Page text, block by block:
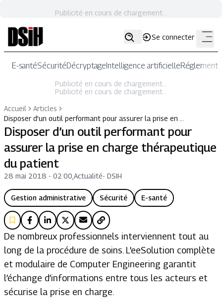
Publicité en cours de chargement...
Se connecter
E-santéSécuritéDécryptageIntelligence artificielle
Publicité en cours de chargement...
Publicité en cours de chargement...
Accueil
Articles
Disposer d’un outil performant pour assurer la prise en …
Disposer d’un outil performant pour
assurer la prise en charge thérapeutique
du patient
28 mai 2018 - 02:00 Actualité- DSIH
Gestion administrative Sécurité E-santé
De nombreux professionnels interviennent tout au
long de la procédure de soins. L’eeSolution complète
et modulaire de Computer Engineering garantit
l’échange d’informations entre tous les acteurs et
sécurise la prise en charge.